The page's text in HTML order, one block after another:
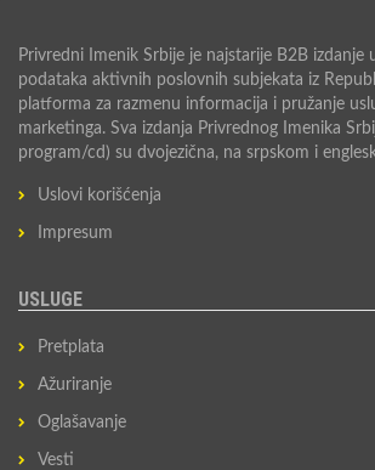
Privredni Imenik Srbije je najstarije B2B izdanje
podataka aktivnih poslovnih subjekata iz
platforma za razmenu informacija i pružanje
marketinga. Sva izdanja Privrednog Imenika
program/cd) su dvojezična, na srpskom i
Uslovi korišćenja
Impresum
USLUGE
Pretplata
Ažuriranje
Oglašavanje
Vesti